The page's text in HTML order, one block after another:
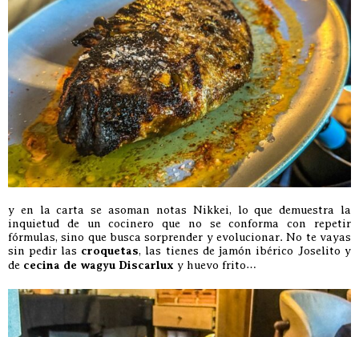
y en la carta se asoman notas Nikkei, lo que demuestra la
inquietud de un cocinero que no se conforma con repetir
fórmulas, sino que busca sorprender y evolucionar. No te vayas
sin pedir las croquetas, las tienes de jamón ibérico Joselito y
de cecina de wagyu Discarlux y huevo frito…